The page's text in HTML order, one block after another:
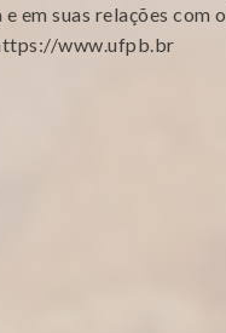
em suas relações com
www.ufpb.br